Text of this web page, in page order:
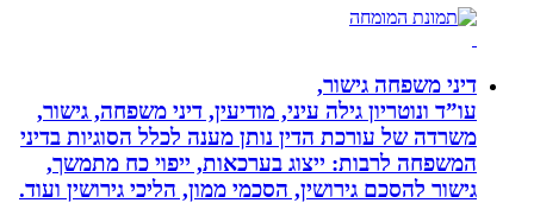
דיני משפחה גישור,
עו”ד ונוטריון גילה עיני, מודיעין, דיני משפחה, גישור,
משרדה של עורכת הדין נותן מענה לכלל הסוגיות בדיני
המשפחה לרבות: ייצוג בערכאות, ייפוי כח מתמשך,
גישור להסכם גירושין, הסכמי ממון, הליכי גירושין ועוד.